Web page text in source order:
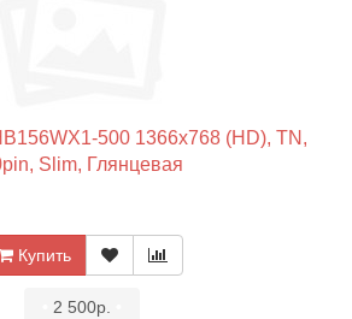
500 1366x768 (HD), TN,
Slim, Глянцевая
Купить
2 500р.